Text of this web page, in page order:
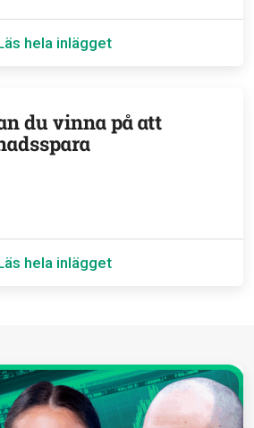
hela inlägget
du vinna på att
hela inlägget